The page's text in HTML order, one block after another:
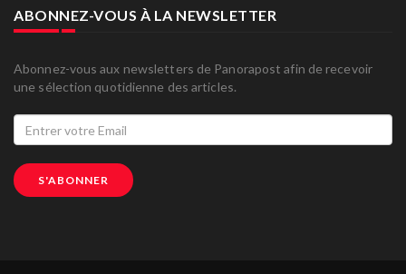
ABONNEZ-VOUS À LA NEWSLETTER
Abonnez-vous aux newsletters de Panorapost afin de recevoir
une sélection quotidienne des articles.
S'ABONNER